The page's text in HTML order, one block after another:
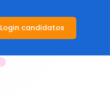
Login candidatos